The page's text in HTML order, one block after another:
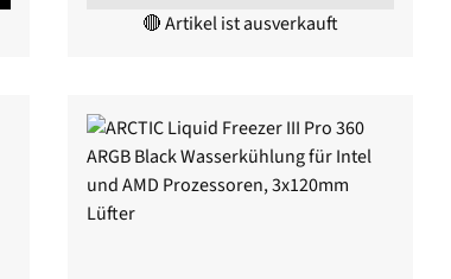
🔴 Artikel ist ausverkauft